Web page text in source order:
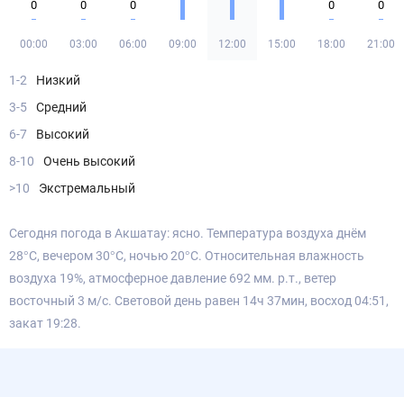
0
00:00
0
03:00
0
06:00 09:00 12:00 15:00
0
18:00
0
21:00
1-2
Низкий
3-5
Средний
6-7
Высокий
8-10
Очень высокий
>10
Экстремальный
Сегодня погода в Акшатау: ясно. Температура воздуха днём
28°С, вечером 30°С, ночью 20°С. Относительная влажность
воздуха 19%, атмосферное давление 692 мм. р.т., ветер
восточный 3 м/с. Световой день равен 14ч 37мин, восход 04:51,
закат 19:28.